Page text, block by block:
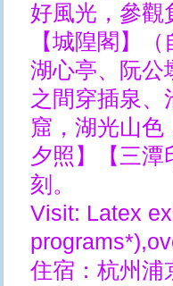
好風光，參觀
【城隍閣】
湖心亭、阮公
之間穿插泉、
窟，湖光山色
夕照】【三潭
刻。
Visit: Latex
住宿：杭州浦